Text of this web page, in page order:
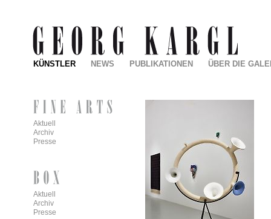
KÜNSTLER NEWS PUBLIKATIONEN ÜBER DIE
Aktuell
Archiv
Presse
Aktuell
Archiv
Presse